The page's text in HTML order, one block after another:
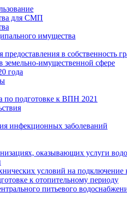
для СМП
имущества
в собственность
имущественной сфере
года
по подготовке к ВПН 2021
инфекционных заболеваний
оказывающих услуги
условий на подключение
к отопительному периоду
питьевого